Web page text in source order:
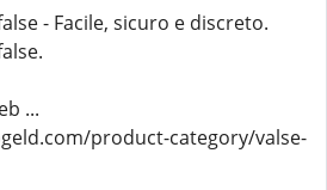
- Facile, sicuro e discreto.
...
product-category/valse-